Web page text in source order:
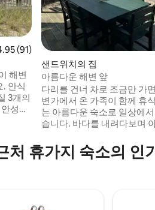
4.95점(5점 만점), 후기 91개
(91)
해변
. 안식
3개의
성맞
에서
샌드위치의 집
아름다운 해변 앞
다리를 건너 차로 조금만 가
변가에서 온 가족이 함께 휴
는 아름다운 숙소로 일상에
습니다. 바다를 내려다보며
거나, 도시 생활에서 벗어나
있는 이 잘 관리된 해변 전망
시설, 4대의 차량을 수용할 수
처 휴가지 숙소의 인